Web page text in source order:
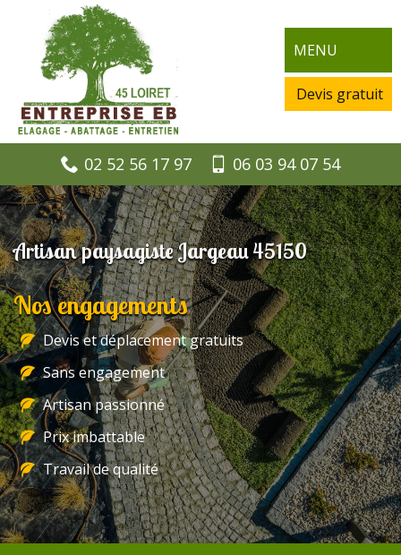
MENU
Devis gratuit
02 52 56 17 97 06 03 94 07 54
Artisan paysagiste Jargeau 45150
Nos engagements
Devis et déplacement gratuits
Sans engagement
Artisan passionné
Prix imbattable
Travail de qualité